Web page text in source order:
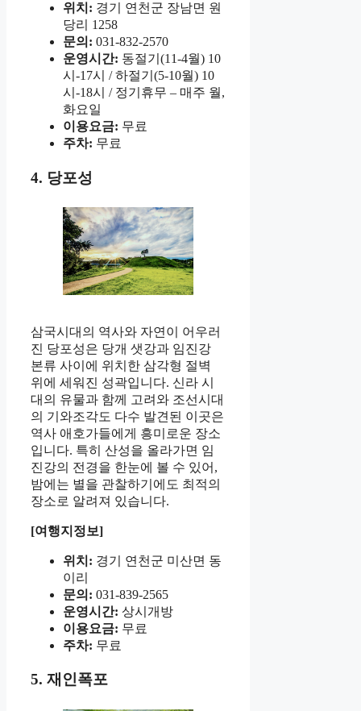
위치: 경기 연천군 장남면 원
당리 1258
문의: 031-832-2570
운영시간: 동절기(11-4월) 10
시-17시 / 하절기(5-10월) 10
시-18시 / 정기휴무 – 매주 월,
화요일
이용요금: 무료
주차: 무료
4. 당포성
삼국시대의 역사와 자연이 어우러
진 당포성은 당개 샛강과 임진강
본류 사이에 위치한 삼각형 절벽
위에 세워진 성곽입니다. 신라 시
대의 유물과 함께 고려와 조선시대
의 기와조각도 다수 발견된 이곳은
역사 애호가들에게 흥미로운 장소
입니다. 특히 산성을 올라가면 임
진강의 전경을 한눈에 볼 수 있어,
밤에는 별을 관찰하기에도 최적의
장소로 알려져 있습니다.
[여행지정보]
위치: 경기 연천군 미산면 동
이리
문의: 031-839-2565
운영시간: 상시개방
이용요금: 무료
주차: 무료
5. 재인폭포